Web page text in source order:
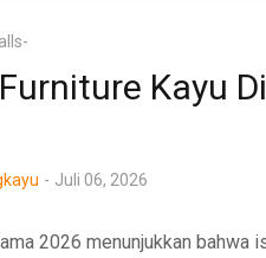
Kayu
- Juli 06, 2026
2026 menunjukkan bahwa